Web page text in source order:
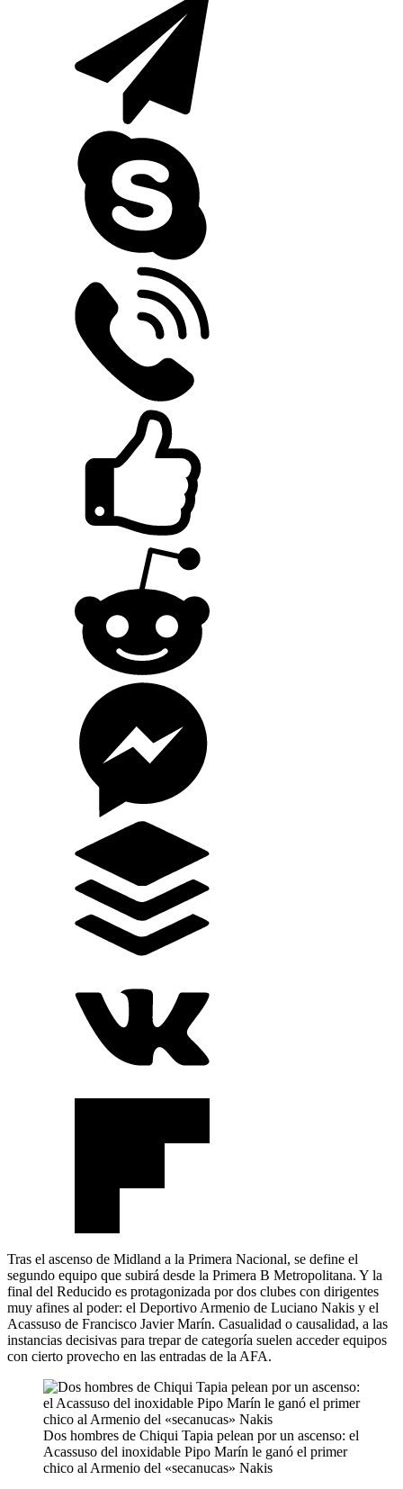
Tras el ascenso de Midland a la Primera Nacional, se define el
segundo equipo que subirá desde la Primera B Metropolitana. Y la
final del Reducido es protagonizada por dos clubes con dirigentes
muy afines al poder: el Deportivo Armenio de Luciano Nakis y el
Acassuso de Francisco Javier Marín. Casualidad o causalidad, a las
instancias decisivas para trepar de categoría suelen acceder equipos
con cierto provecho en las entradas de la AFA.
Dos hombres de Chiqui Tapia pelean por un ascenso: el
Acassuso del inoxidable Pipo Marín le ganó el primer
chico al Armenio del «secanucas» Nakis